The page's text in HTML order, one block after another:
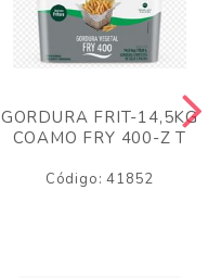
GORDURA FRIT-14,5KG
COAMO FRY 400-Z T
Código: 41852